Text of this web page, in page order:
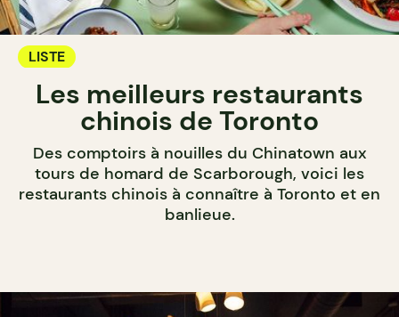
LISTE
Les meilleurs restaurants
chinois de Toronto
Des comptoirs à nouilles du Chinatown aux
tours de homard de Scarborough, voici les
restaurants chinois à connaître à Toronto et en
banlieue.